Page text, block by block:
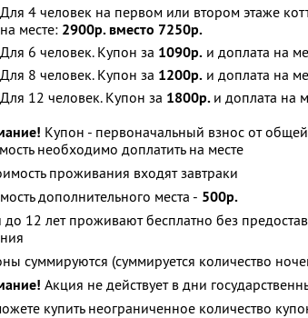
Для 4 человек на первом или втором этаже
на месте: 2900р. вместо 7250р.
Для 6 человек. Купон за 1090р. и доплата на
Для 8 человек. Купон за 1200р. и доплата на
Для 12 человек. Купон за 1800р. и доплата на
Купон - первоначальный взнос от
необходимо доплатить на месте
проживания входят завтраки
дополнительного места - 500р.
до 12 лет проживают бесплатно без
суммируются (суммируется количество
Акция не действует в дни
купить неограниченное количество